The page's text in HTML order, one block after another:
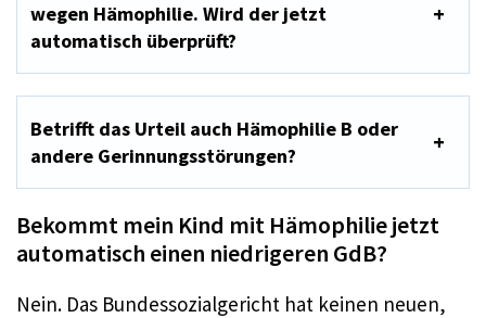
wegen Hämophilie. Wird der jetzt
automatisch überprüft?
Betrifft das Urteil auch Hämophilie B oder
andere Gerinnungsstörungen?
Bekommt mein Kind mit Hämophilie jetzt
automatisch einen niedrigeren GdB?
Nein. Das Bundessozialgericht hat keinen neuen,